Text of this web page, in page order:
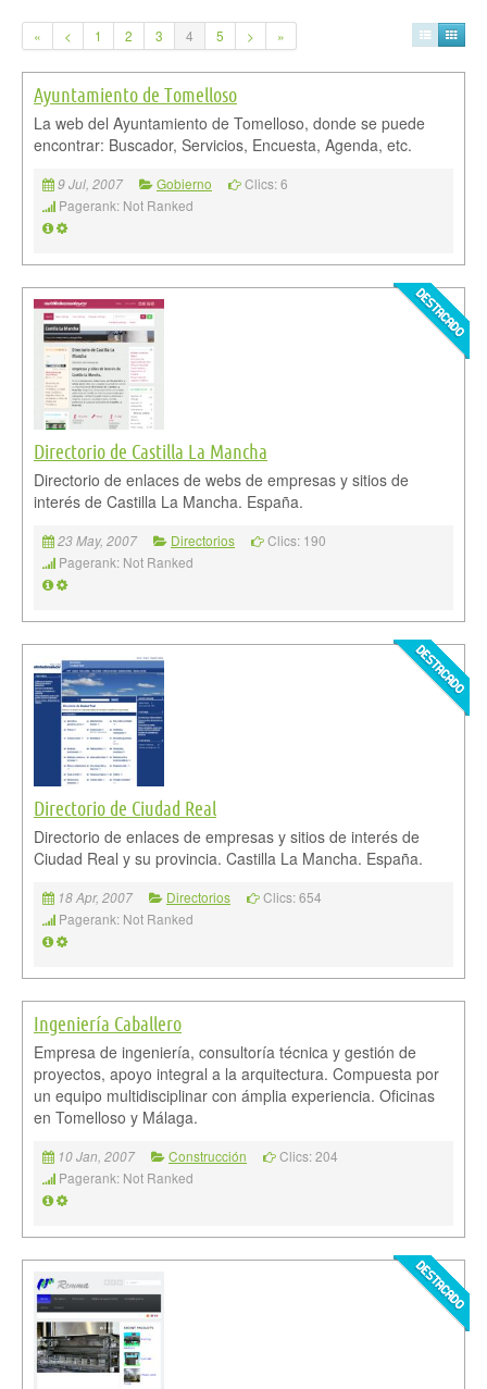
« < 1 2 3 4 5 > »
Ayuntamiento de Tomelloso
La web del Ayuntamiento de Tomelloso, donde se puede
encontrar: Buscador, Servicios, Encuesta, Agenda, etc.
9 Jul, 2007 Gobierno
Clics: 6
Pagerank: Not Ranked
Directorio de Castilla La Mancha
Directorio de enlaces de webs de empresas y sitios de
interés de Castilla La Mancha. España.
23 May, 2007 Directorios
Clics: 190
Pagerank: Not Ranked
Directorio de Ciudad Real
Directorio de enlaces de empresas y sitios de interés de
Ciudad Real y su provincia. Castilla La Mancha. España.
18 Apr, 2007 Directorios
Clics: 654
Pagerank: Not Ranked
Ingeniería Caballero
Empresa de ingeniería, consultoría técnica y gestión de
proyectos, apoyo integral a la arquitectura. Compuesta por
un equipo multidisciplinar con ámplia experiencia. Oficinas
en Tomelloso y Málaga.
10 Jan, 2007 Construcción
Clics: 204
Pagerank: Not Ranked